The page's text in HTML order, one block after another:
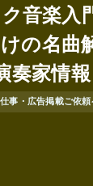
音楽入
けの名曲
奏家情報
事・広告掲載ご依